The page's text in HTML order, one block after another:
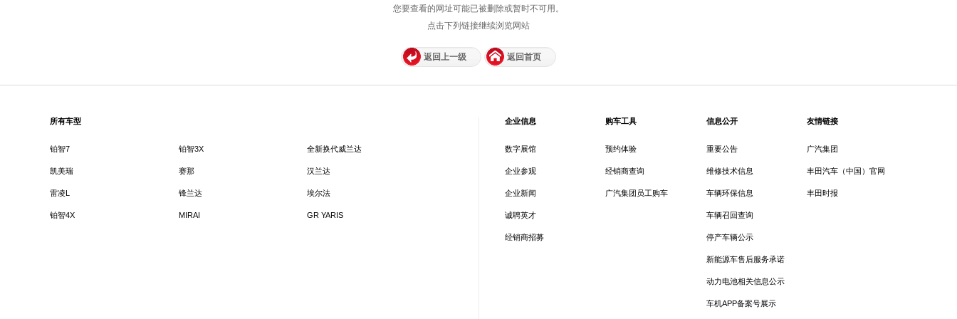
您要查看的网址可能已被删除或暂时不可用。
点击下列链接继续浏览网站
返回上一级 返回首页
所有车型
铂智7 铂智3X 全新换代威兰达
凯美瑞 赛那 汉兰达
雷凌L 锋兰达 埃尔法
铂智4X MIRAI GR YARIS
企业信息
数字展馆
企业参观
企业新闻
诚聘英才
经销商招募
购车工具
预约体验
经销商查询
广汽集团员工购车
信息公开
重要公告
维修技术信息
车辆环保信息
车辆召回查询
停产车辆公示
新能源车售后服务承诺
动力电池相关信息公示
车机APP备案号展示
友情链接
广汽集团
丰田汽车（中国）官网
丰田时报